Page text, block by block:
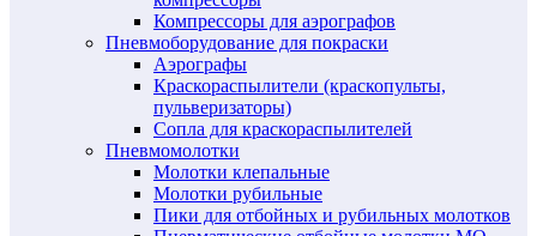
Компрессоры для аэрографов
Пневмоборудование для покраски
Аэрографы
Краскораспылители (краскопульты,
пульверизаторы)
Сопла для краскораспылителей
Пневмомолотки
Молотки клепальные
Молотки рубильные
Пики для отбойных и рубильных молотков